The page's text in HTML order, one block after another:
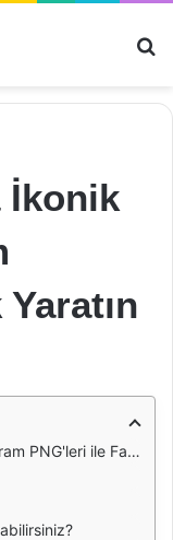
İkonik
ile Fark Yaratın